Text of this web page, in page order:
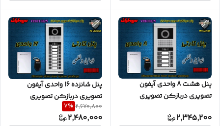
پنل هشت 8 واحدی آیفون
تصویری دربازکن تصویری
VFBC8D/N FARDAD
2,345,200
پنل شانزده 16 واحدی آیفون
تصویری دربازکن تصویری
سیماران کارتخوان مدل فرداد
VFBC16D/N FARDAD
2,670,800
7%
2,480,000